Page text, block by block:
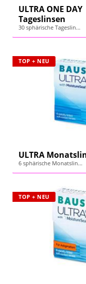
ULTRA ONE DAY
Tageslinsen
30 sphärische Tageslin...
TOP + NEU
ULTRA
6 sphärische Monatslin...
TOP + NEU